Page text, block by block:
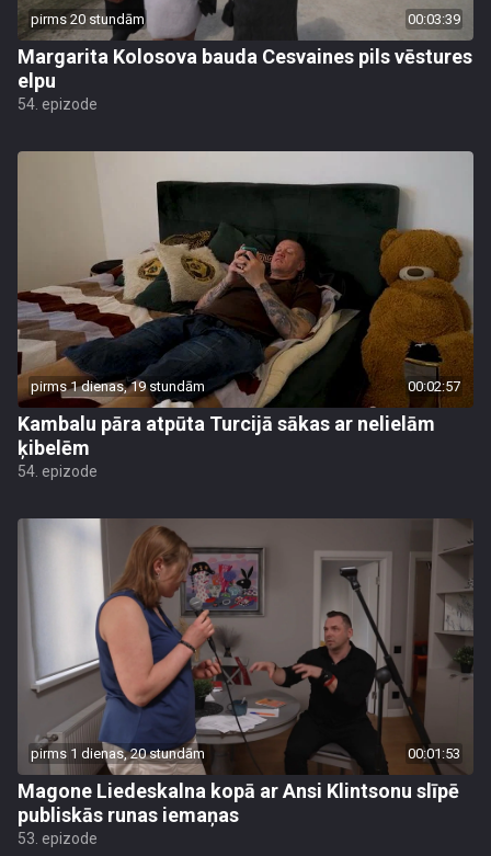
pirms 20 stundām 00:03:39
Margarita Kolosova bauda Cesvaines pils vēstures
elpu
54. epizode
pirms 1 dienas, 19 stundām 00:02:57
Kambalu pāra atpūta Turcijā sākas ar nelielām
ķibelēm
54. epizode
pirms 1 dienas, 20 stundām 00:01:53
Magone Liedeskalna kopā ar Ansi Klintsonu slīpē
publiskās runas iemaņas
53. epizode